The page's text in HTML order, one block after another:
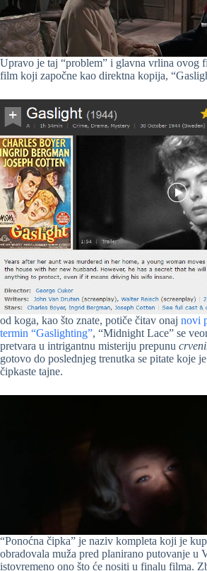
Upravo je taj “problem” i glavna vrlina ovog
film koji započne kao direktna kopija,
od koga, kao što znate, potiče čitav onaj novi
termin “Gaslighting”, “Midnight Lace” se
pretvara u intrigantnu misteriju prepunu
gotovo do poslednjeg trenutka se pitate koje
čipkaste tajne.
“Ponoćna čipka” je naziv kompleta koji je
obradovala muža pred planirano putovanje u
istovremeno ono što će nositi u finalu filma.